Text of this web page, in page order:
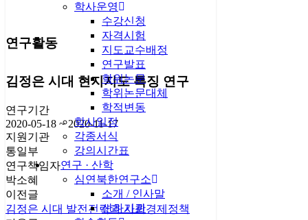
학사운영
수강신청
자격시험
지도교수배정
연구발표
학위논문
학위논문대체
학적변동
학사일정
각종서식
강의시간표
연구 · 산학
심연북한연구소
소개 / 인사말
산하기관
연구활동
김정은 시대 현지지도 특징 연구
연구기간
2020-05-18 ~ 2020-11-17
지원기관
통일부
연구책임자
박소혜
이전글
김정은 시대 발전전략과 사회경제정책